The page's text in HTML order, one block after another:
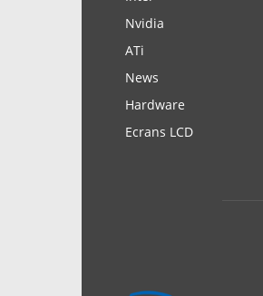
Nvidia
ATi
News
Hardware
Ecrans LCD